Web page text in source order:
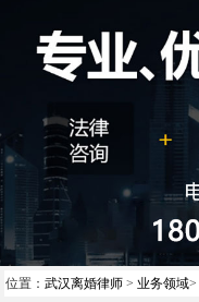
位置： 武汉离婚律师 > 业务领域>